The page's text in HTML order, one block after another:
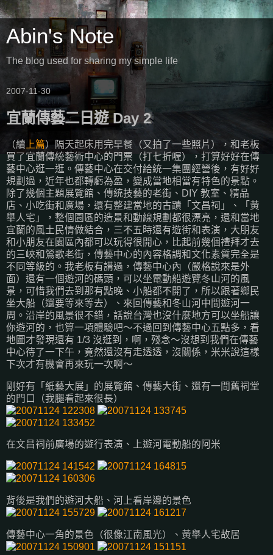
Abin's Note
The blog used for sharing my simple life
2007-11-30
宜蘭傳藝二日遊 Day 2
（續 上篇）隔天起床用完早餐（又拍了一些照片），和老板
買了宜蘭傳統藝術中心的門票（打七折喔），打算好好在傳
藝中心逛一逛。傳藝中心在交付給統一集團經營後，有好好
規劃過，近年也都轉虧為盈，變成當地相當有特色的景點。
除了幾個主題展覽館、傳統技藝的老街、DIY 教室、精品
店、小吃街和廣場，還有整建當地的古蹟「文昌祠」、「黃
舉人宅」，整個園區的造景和動線規劃都很漂亮，還和當地
宜蘭的風土民情做結合，三不五時還有遊街和表演，大朋友
和小朋友在園區內都可以玩得很開心，比起前幾個禮拜才去
的三峽和鶯歌老街，傳藝中心的內容格調和文化素質完全是
不同等級的。我老板有講過，傳藝中心內（嚴格說來是外
面）還有一個遊河的碼頭，可以坐電動船遊覽冬山河的風
景，可惜我們去到那有點晚、小船都不開了，所以跟著鄉民
坐大船（還要等來等去）、來回傳藝和冬山河中間遊河一
周。沿岸的風景很不錯，話說台灣也沒什麼地方可以坐船讓
你遊河的，也算一項體驗吧～不過回到傳藝中心五點多，看
地圖才發現還有 1/3 沒逛到，啊，殘念～沒想到我們在傳藝
中心待了一下午，竟然還沒有走透透，沒關係，米米說這樣
下次才有機會再來玩一次啊～
剛好有「紙藝大展」的展覽館、傳藝大街、還有一間舊祠堂
的門口（我腿看起來很長）
在文昌祠前廣場的遊行表演、上遊河電動船的阿米
背後是我們的遊河大船、河上看岸邊的景色
傳藝中心一角的景色（很像江南風光）、黃舉人宅故居